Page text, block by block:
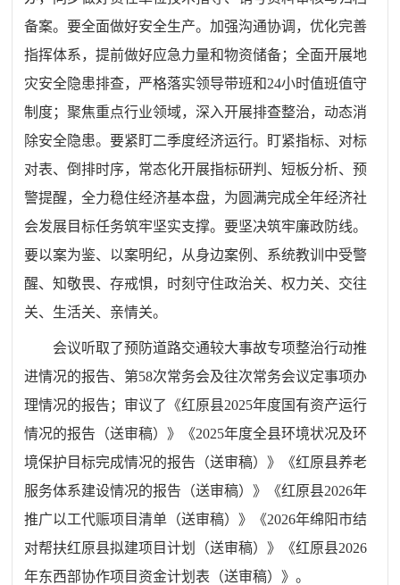
备案。要全面做好安全生产。加强沟通协调，优化完善
指挥体系，提前做好应急力量和物资储备；全面开展地
灾安全隐患排查，严格落实领导带班和24小时值班值守
制度；聚焦重点行业领域，深入开展排查整治，动态消
除安全隐患。要紧盯二季度经济运行。盯紧指标、对标
对表、倒排时序，常态化开展指标研判、短板分析、预
警提醒，全力稳住经济基本盘，为圆满完成全年经济社
会发展目标任务筑牢坚实支撑。要坚决筑牢廉政防线。
要以案为鉴、以案明纪，从身边案例、系统教训中受警
醒、知敬畏、存戒惧，时刻守住政治关、权力关、交往
关、生活关、亲情关。
会议听取了预防道路交通较大事故专项整治行动推
进情况的报告、第58次常务会及往次常务会议定事项办
理情况的报告；审议了《红原县2025年度国有资产运行
情况的报告（送审稿）》《2025年度全县环境状况及环
境保护目标完成情况的报告（送审稿）》《红原县养老
服务体系建设情况的报告（送审稿）》《红原县2026年
推广以工代赈项目清单（送审稿）》《2026年绵阳市结
对帮扶红原县拟建项目计划（送审稿）》《红原县2026
年东西部协作项目资金计划表（送审稿）》。